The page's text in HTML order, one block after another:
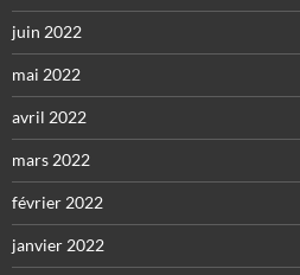
juin 2022
mai 2022
avril 2022
mars 2022
février 2022
janvier 2022